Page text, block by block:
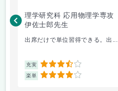
理学研究科 応用物理学専攻
伊佐士郎先生
出席だけで単位習得できる。出...
充実 3.5
楽単 4